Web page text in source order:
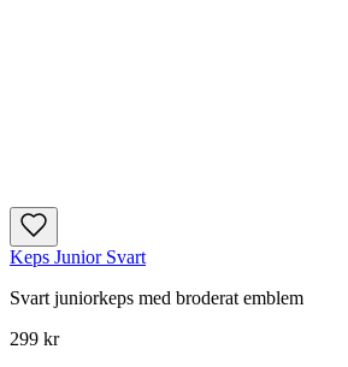
Keps Junior Svart
Svart juniorkeps med broderat emblem
299 kr